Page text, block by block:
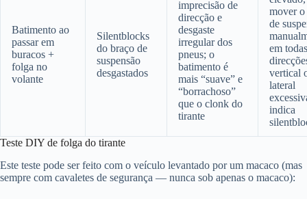
Batimento ao
passar em
buracos +
folga no
volante
Silentblocks
do braço de
suspensão
desgastados
imprecisão de
direcção e
desgaste
irregular dos
pneus; o
batimento é
mais “suave” e
“borrachoso”
que o clonk do
tirante
mover o
de
em
vertical
lateral
indica
Teste DIY de folga do tirante
Este teste pode ser feito com o veículo levantado por um macaco (mas
sempre com cavaletes de segurança — nunca sob apenas o macaco):